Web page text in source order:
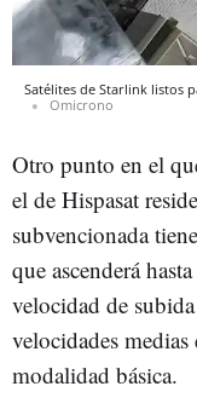
Satélites de Starlink listos
Omicrono
Otro punto en el
el de Hispasat
subvencionada
que ascenderá
velocidad de
velocidades
modalidad básica.